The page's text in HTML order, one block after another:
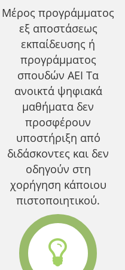
Μέρος προγράμματος
εξ αποστάσεως
εκπαίδευσης ή
προγράμματος
σπουδών ΑΕΙ Τα
ανοικτά ψηφιακά
μαθήματα δεν
προσφέρουν
υποστήριξη από
διδάσκοντες και δεν
οδηγούν στη
χορήγηση κάποιου
πιστοποιητικού.